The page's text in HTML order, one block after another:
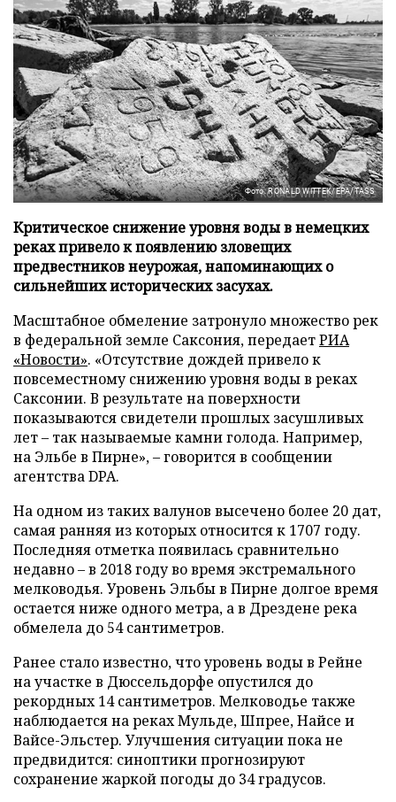
Фото: RONALD WITTEK/EPA/TASS
Критическое снижение уровня воды в немецких
реках привело к появлению зловещих
предвестников неурожая, напоминающих о
сильнейших исторических засухах.
Масштабное обмеление затронуло множество рек
в федеральной земле Саксония, передаетРИА
«Новости». «Отсутствие дождей привело к
повсеместному снижению уровня воды в реках
Саксонии. В результате на поверхности
показываются свидетели прошлых засушливых
лет – так называемые камни голода. Например,
на Эльбе в Пирне», – говорится в сообщении
агентства DPA.
На одном из таких валунов высечено более 20 дат,
самая ранняя из которых относится к 1707 году.
Последняя отметка появилась сравнительно
недавно – в 2018 году во время экстремального
мелководья. Уровень Эльбы в Пирне долгое время
остается ниже одного метра, а в Дрездене река
обмелела до 54 сантиметров.
Ранее стало известно, что уровень воды в Рейне
на участке в Дюссельдорфе опустился до
рекордных 14 сантиметров. Мелководье также
наблюдается на реках Мульде, Шпрее, Найсе и
Вайсе-Эльстер. Улучшения ситуации пока не
предвидится: синоптики прогнозируют
сохранение жаркой погоды до 34 градусов.